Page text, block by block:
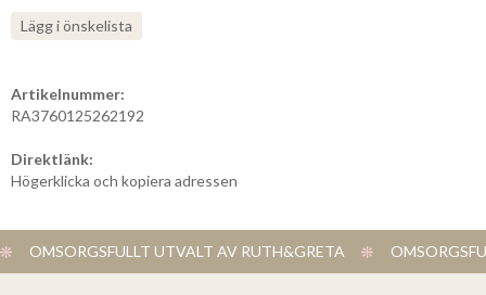
Lägg i önskelista
Artikelnummer:
RA3760125262192
Direktlänk:
Högerklicka och kopiera adressen
OMSORGSFULLT UTVALT AV RUTH&GRETA